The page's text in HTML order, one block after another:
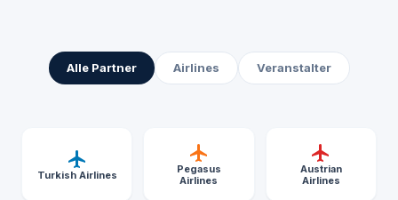
Alle Partner Airlines Veranstalter
Turkish Airlines
Pegasus
Airlines
Austrian
Airlines